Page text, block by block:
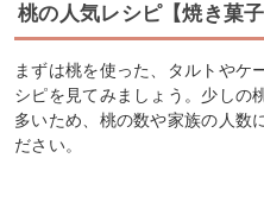
桃の人気レシピ【焼き菓子
まずは桃を使った、タルトやケ
シピを見てみましょう。少しの
多いため、桃の数や家族の人数
ださい。